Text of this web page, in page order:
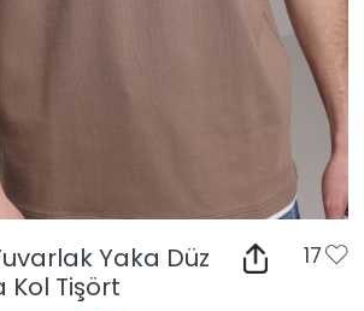
Yaka Düz
Kol Tişört
17